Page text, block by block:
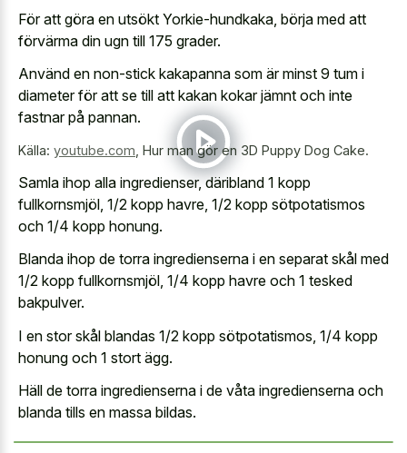
För att göra en utsökt Yorkie-hundkaka, börja med att
förvärma din ugn till 175 grader.
Använd en non-stick kakapanna som är minst 9 tum i
diameter för att se till att kakan kokar jämnt och inte
fastnar på pannan.
Källa: youtube.com Hur man gör en 3D Puppy Dog Cake.
Samla ihop alla ingredienser, däribland 1 kopp
fullkornsmjöl, 1/2 kopp havre, 1/2 kopp sötpotatismos
och 1/4 kopp honung.
Blanda ihop de torra ingredienserna i en separat skål med
1/2 kopp fullkornsmjöl, 1/4 kopp havre och 1 tesked
bakpulver.
I en stor skål blandas 1/2 kopp sötpotatismos, 1/4 kopp
honung och 1 stort ägg.
Häll de torra ingredienserna i de våta ingredienserna och
blanda tills en massa bildas.